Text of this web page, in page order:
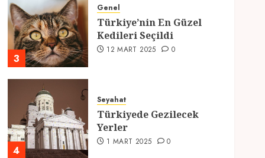
3
Genel
Türkiye’nin En Güzel
Kedileri Seçildi
12 MART 2025 0
4
Seyahat
Türkiyede Gezilecek
Yerler
1 MART 2025 0